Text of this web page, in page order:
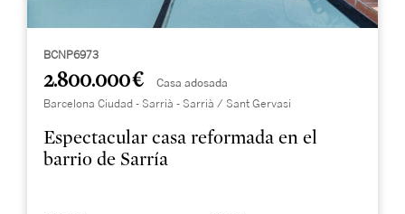
BCNP6973
2.800.000 € Casa adosada
Barcelona Ciudad - Sarrià - Sarrià / Sant Gervasi
Espectacular casa reformada en el
barrio de Sarría